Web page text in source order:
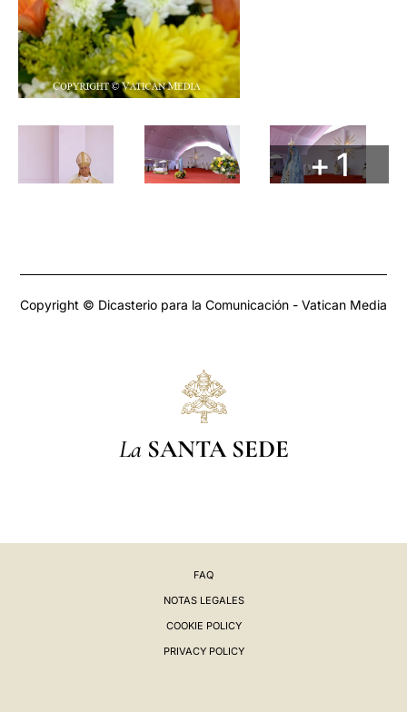
+ 1
Copyright © Dicasterio para la Comunicación - Vatican Media
La SANTA SEDE
FAQ
NOTAS LEGALES
COOKIE POLICY
PRIVACY POLICY